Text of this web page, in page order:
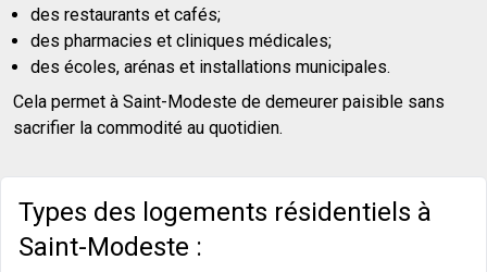
des restaurants et cafés;
des pharmacies et cliniques médicales;
des écoles, arénas et installations municipales.
Cela permet à Saint-Modeste de demeurer paisible sans
sacrifier la commodité au quotidien.
Types des logements résidentiels à
Saint-Modeste :